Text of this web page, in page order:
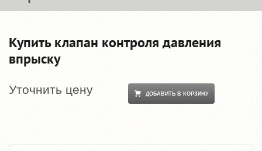
Купить клапан контроля давления
впрыску
Уточнить цену ДОБАВИТЬ В КОРЗИНУ